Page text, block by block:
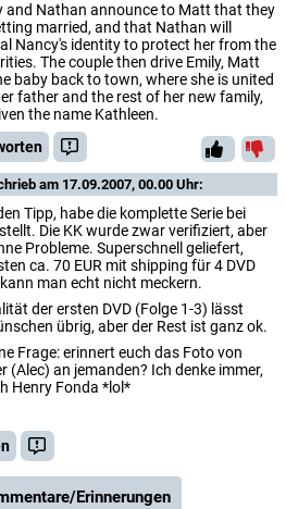
and Nathan announce to Matt that they
married, and that Nathan will
Nancy's identity to protect her from the
The couple then drive Emily, Matt
baby back to town, where she is united
father and the rest of her new family,
the name Kathleen.
am 17.09.2007, 00.00 Uhr:
Tipp, habe die komplette Serie bei
Die KK wurde zwar verifiziert, aber
Probleme. Superschnell geliefert,
ca. 70 EUR mit shipping für 4 DVD
man echt nicht meckern.
der ersten DVD (Folge 1-3) lässt
übrig, aber der Rest ist ganz ok.
Frage: erinnert euch das Foto von
(Alec) an jemanden? Ich denke immer,
Henry Fonda *lol*
Erinnerungen